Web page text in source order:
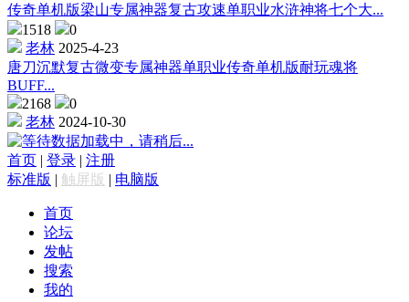
传奇单机版梁山专属神器复古攻速单职业水浒神将七个大...
1518
0
老林 2025-4-23
唐刀沉默复古微变专属神器单职业传奇单机版耐玩魂将
BUFF...
2168
0
老林 2024-10-30
数据加载中，请稍后...
首页 | 登录 | 注册
标准版 | 触屏版 | 电脑版
首页
论坛
发帖
搜索
我的